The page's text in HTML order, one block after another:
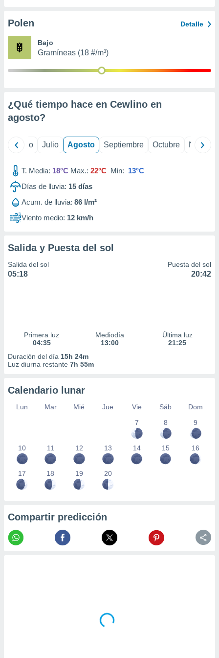
e
mediante
de
1199
Polen Detalle
Bajo
Gramíneas (18 #/m³)
¿Qué tiempo hace en Cewlino en
agosto?
Junio Julio Agosto Septiembre Octubre
T. Media: 18°C Max.: 22°C Min: 13°C
Días de lluvia: 15 días
Acum. de lluvia: 86 l/m²
Viento medio: 12 km/h
Salida y Puesta del sol
Salida del sol
05:18
Puesta del sol
20:42
Primera luz
04:35
Mediodía
13:00
Última luz
21:25
Duración del día 15h 24m
Luz diurna restante 7h 55m
Calendario lunar
Lun Mar Mié Jue Vie Sáb
Dom
7
8 9
10 11 12 13 14 15 16
17 18 19 20
Compartir predicción